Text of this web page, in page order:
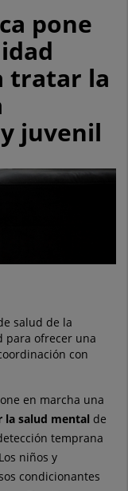
pone
tratar la
juvenil
salud de la
para ofrecer una
con
en marcha una
la salud mental de
temprana
niños y
condicionantes